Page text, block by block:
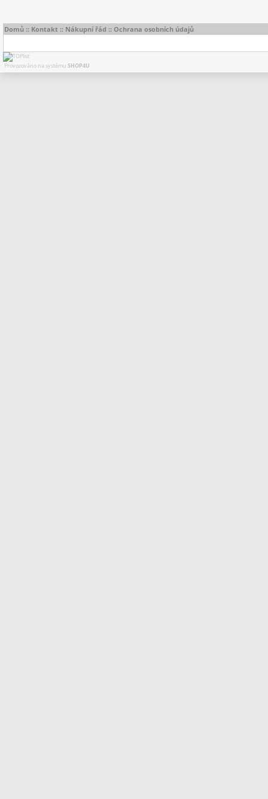
Domů :: Kontakt :: Nákupní řád :: Ochrana osobních údajů
Provozováno na systému SHOP4U